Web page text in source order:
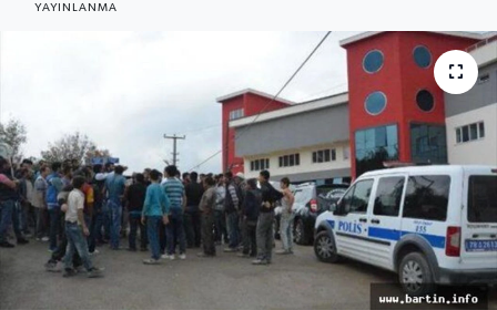
YAYINLANMA
Tarım
Turizm
Yaşam